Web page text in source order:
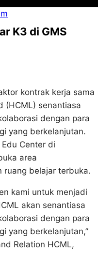
K3 di GMS
kontrak kerja sama
(HCML) senantiasa
dengan para
yang berkelanjutan.
Center di
area
ruang belajar terbuka.
kami untuk menjadi
akan senantiasa
dengan para
yang berkelanjutan,”
Relation HCML,